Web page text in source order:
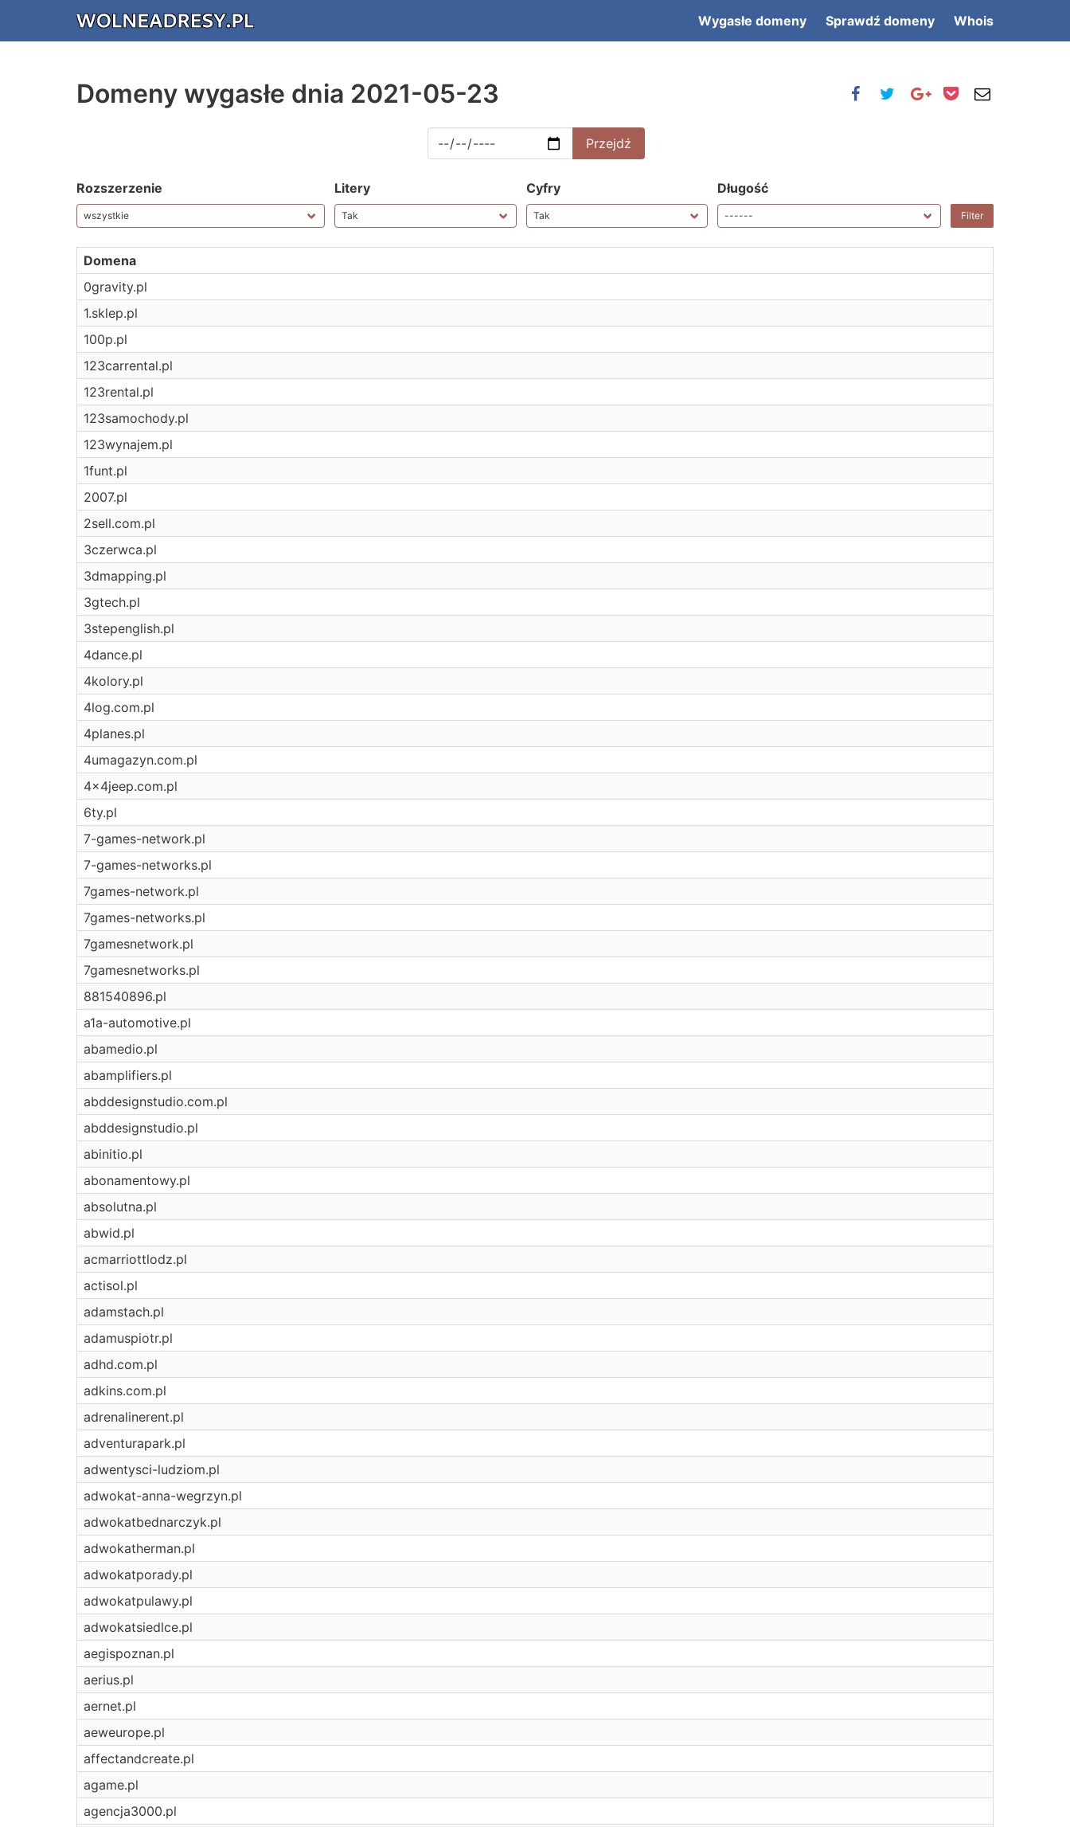
Wygasłe domeny Sprawdź domeny Whois
Domeny wygasłe dnia 2021-05-23
Rozszerzenie Litery Cyfry Długość
Domena
0gravity.pl
1.sklep.pl
100p.pl
123carrental.pl
123rental.pl
123samochody.pl
123wynajem.pl
1funt.pl
2007.pl
2sell.com.pl
3czerwca.pl
3dmapping.pl
3gtech.pl
3stepenglish.pl
4dance.pl
4kolory.pl
4log.com.pl
4planes.pl
4umagazyn.com.pl
4x4jeep.com.pl
6ty.pl
7-games-network.pl
7-games-networks.pl
7games-network.pl
7games-networks.pl
7gamesnetwork.pl
7gamesnetworks.pl
881540896.pl
a1a-automotive.pl
abamedio.pl
abamplifiers.pl
abddesignstudio.com.pl
abddesignstudio.pl
abinitio.pl
abonamentowy.pl
absolutna.pl
abwid.pl
acmarriottlodz.pl
actisol.pl
adamstach.pl
adamuspiotr.pl
adhd.com.pl
adkins.com.pl
adrenalinerent.pl
adventurapark.pl
adwentysci-ludziom.pl
adwokat-anna-wegrzyn.pl
adwokatbednarczyk.pl
adwokatherman.pl
adwokatporady.pl
adwokatpulawy.pl
adwokatsiedlce.pl
aegispoznan.pl
aerius.pl
aernet.pl
aeweurope.pl
affectandcreate.pl
agame.pl
agencja3000.pl